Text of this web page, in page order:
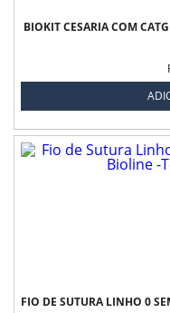
BIOKIT CESARIA COM